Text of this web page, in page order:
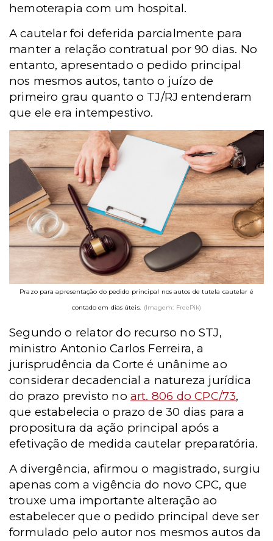
hemoterapia com um hospital.
A cautelar foi deferida parcialmente para
manter a relação contratual por 90 dias. No
entanto, apresentado o pedido principal
nos mesmos autos, tanto o juízo de
primeiro grau quanto o TJ/RJ entenderam
que ele era intempestivo.
Prazo para apresentação do pedido principal nos autos de tutela cautelar é
contado em dias úteis. (Imagem: FreePik)
Segundo o relator do recurso no STJ,
ministro Antonio Carlos Ferreira, a
jurisprudência da Corte é unânime ao
considerar decadencial a natureza jurídica
do prazo previsto no art. 806 do CPC/73,
que estabelecia o prazo de 30 dias para a
propositura da ação principal após a
efetivação de medida cautelar preparatória.
A divergência, afirmou o magistrado, surgiu
apenas com a vigência do novo CPC, que
trouxe uma importante alteração ao
estabelecer que o pedido principal deve ser
formulado pelo autor nos mesmos autos da